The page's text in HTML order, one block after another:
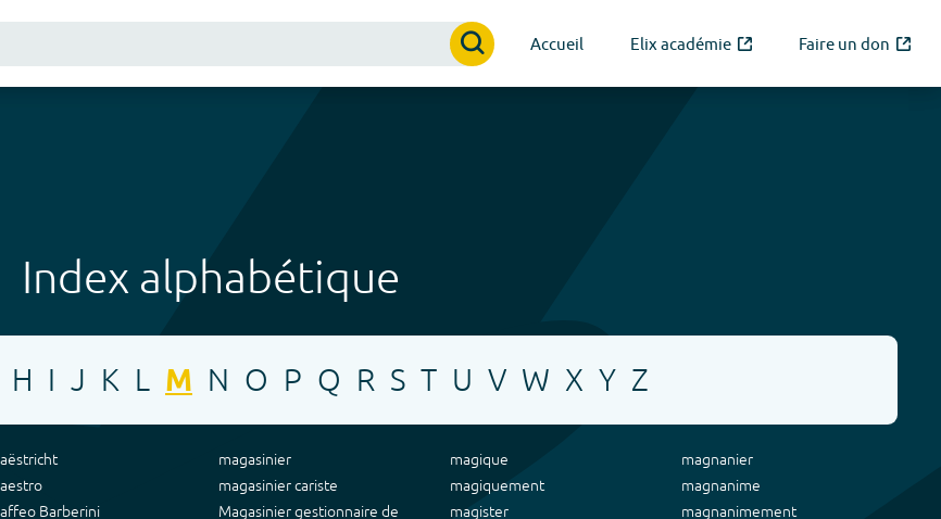
Accueil Elix académie Faire un don
Index alphabétique
H I J K L M N O P Q R S T U V W X Y Z
Barberini
magasinier
magasinier cariste
Magasinier gestionnaire de
magique
magiquement
magister
magnanier
magnanime
magnanimement